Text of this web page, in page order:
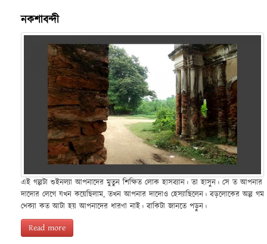
নকশাবন্দী
এই গল্পটা শুইনল্যা আপনাদের মুতুন শিক্ষিত লোক হাসব্যান। তা হাসুন। সে ত আপনার
দাদোর লেগে যখন কয়েছিলাম, তখন আপনার দাদোও হেস্যাছিলেন। বড়লোকের অল্প গম
থেক্যা কত আটা হয় আপনাদের ধারণা নাই। বাকিটা জানতে পড়ুন।
Read more